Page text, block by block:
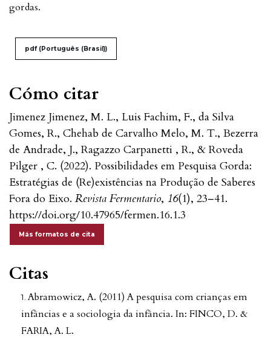
Cómo citar
Jimenez Jimenez, M. L., Luis Fachim, F., da Silva
Gomes, R., Chehab de Carvalho Melo, M. T., Bezerra
de Andrade, J., Ragazzo Carpanetti , R., & Roveda
Pilger , C. (2022). Possibilidades em Pesquisa Gorda:
Estratégias de (Re)existências na Produção de Saberes
Fora do Eixo. Revista Fermentario, 16(1), 23–41.
https://doi.org/10.47965/fermen.16.1.3
Más formatos de cita
gordas.
pdf (Português (Brasil))
Citas
Abramowicz, A. (2011) A pesquisa com crianças em
infâncias e a sociologia da infância. In: FINCO, D. &
FARIA, A. L.